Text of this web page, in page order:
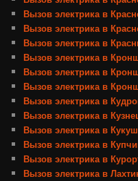
Вызов электрика в
Вызов электрика в
Вызов электрика в
Вызов электрика в
Вызов электрика в
Вызов электрика в
Вызов электрика в
Вызов электрика в
Вызов электрика в
Вызов электрика в
Вызов электрика в
Вызов электрика в